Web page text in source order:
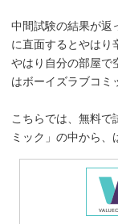
中間試験の結果が
に直面するとやはり
やはり自分の部屋で
はボーイズラブコ
こちらでは、無料で
ミック」の中から、